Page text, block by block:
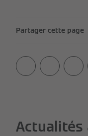
Partager cette page
Actualités